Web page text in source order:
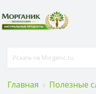
Главная Полезные